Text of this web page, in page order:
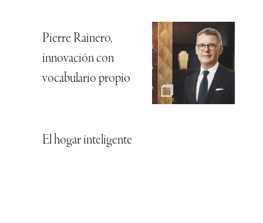
Pierre Rainero,
innovación con
vocabulario propio
El hogar inteligente